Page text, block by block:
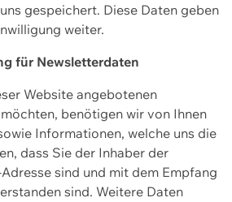
gespeichert. Diese Daten geben
weiter.
für Newsletterdaten
Website angebotenen
benötigen wir von Ihnen
Informationen, welche uns die
dass Sie der Inhaber der
sind und mit dem Empfang
sind. Weitere Daten